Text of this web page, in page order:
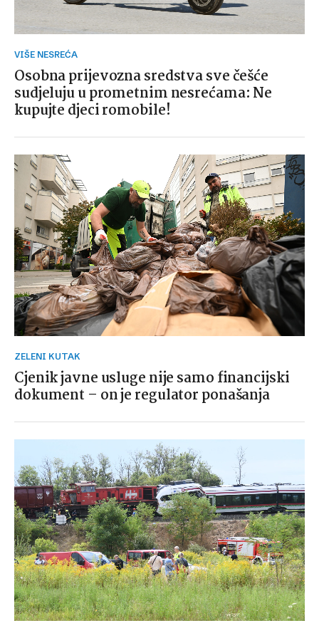
VIŠE NESREĆA
Osobna prijevozna sredstva sve češće
sudjeluju u prometnim nesrećama: Ne
kupujte djeci romobile!
ZELENI KUTAK
Cjenik javne usluge nije samo financijski
dokument – on je regulator ponašanja